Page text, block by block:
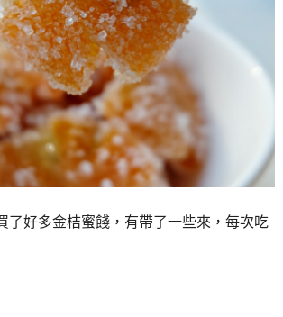
了好多金桔蜜餞，有帶了一些來，每次吃